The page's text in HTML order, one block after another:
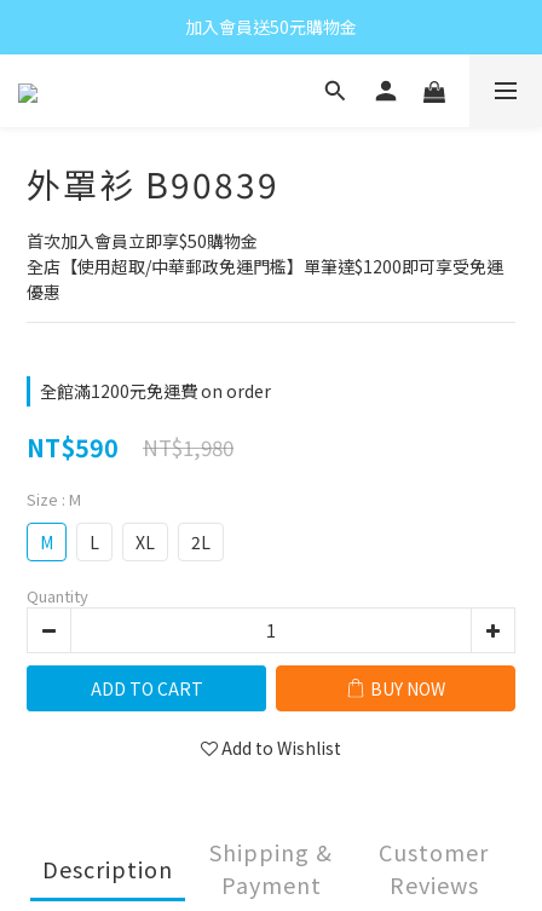
加入會員送50元購物金
外罩衫 B90839
首次加入會員立即享$50購物金
全店【使用超取/中華郵政免運門檻】單筆達$1200即可享受免運
優惠
全館滿1200元免運費 on order
NT$590 NT$1,980
Size : M
M L XL 2L
Quantity
ADD TO CART BUY NOW
Add to Wishlist
Description
Shipping &
Payment
Customer
Reviews